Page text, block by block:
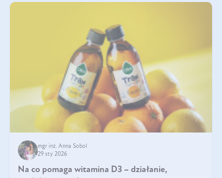
mgr inż. Anna Sobol
29 sty 2026
Na co pomaga witamina D3 – działanie,